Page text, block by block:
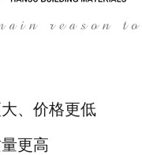
、价格更低
更高